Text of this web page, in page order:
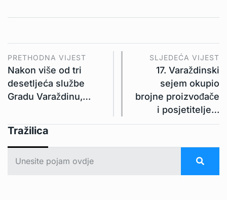
PRETHODNA VIJEST
Nakon više od tri
desetljeća službe
Gradu Varaždinu,…
SLJEDEĆA VIJEST
17. Varaždinski
sejem okupio
brojne proizvođače
i posjetitelje…
Tražilica